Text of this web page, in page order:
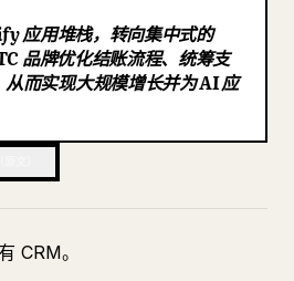
应用堆栈，转向集中式的
品牌优化结账流程、统筹支
而实现大规模增长并为 AI 应
CRM。